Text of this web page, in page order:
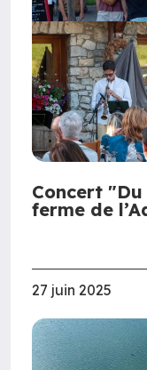
Concert
ferme de
27 juin 2025